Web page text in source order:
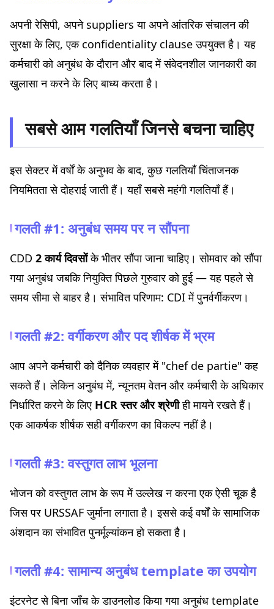
अपनी रेसिपी, अपने suppliers या अपने आंतरिक संचालन की
सुरक्षा के लिए, एक confidentiality clause उपयुक्त है। यह
कर्मचारी को अनुबंध के दौरान और बाद में संवेदनशील जानकारी का
खुलासा न करने के लिए बाध्य करता है।
सबसे आम गलतियाँ जिनसे बचना चाहिए
इस सेक्टर में वर्षों के अनुभव के बाद, कुछ गलतियाँ चिंताजनक
नियमितता से दोहराई जाती हैं। यहाँ सबसे महंगी गलतियाँ हैं।
गलती #1: अनुबंध समय पर न सौंपना
CDD 2 कार्य दिवसोंके भीतर सौंपा जाना चाहिए। सोमवार को सौंपा
गया अनुबंध जबकि नियुक्ति पिछले गुरुवार को हुई — यह पहले से
समय सीमा से बाहर है। संभावित परिणाम: CDI में पुनर्वर्गीकरण।
गलती #2: वर्गीकरण और पद शीर्षक में भ्रम
आप अपने कर्मचारी को दैनिक व्यवहार में "chef de partie" कह
सकते हैं। लेकिन अनुबंध में, न्यूनतम वेतन और कर्मचारी के अधिकार
निर्धारित करने के लिए HCR स्तर और श्रेणीही मायने रखते हैं।
एक आकर्षक शीर्षक सही वर्गीकरण का विकल्प नहीं है।
गलती #3: वस्तुगत लाभ भूलना
भोजन को वस्तुगत लाभ के रूप में उल्लेख न करना एक ऐसी चूक है
जिस पर URSSAF जुर्माना लगाता है। इससे कई वर्षों के सामाजिक
अंशदान का संभावित पुनर्मूल्यांकन हो सकता है।
गलती #4: सामान्य अनुबंध template का उपयोग
इंटरनेट से बिना जाँच के डाउनलोड किया गया अनुबंध template